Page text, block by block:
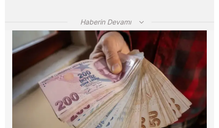
Haberin Devamı